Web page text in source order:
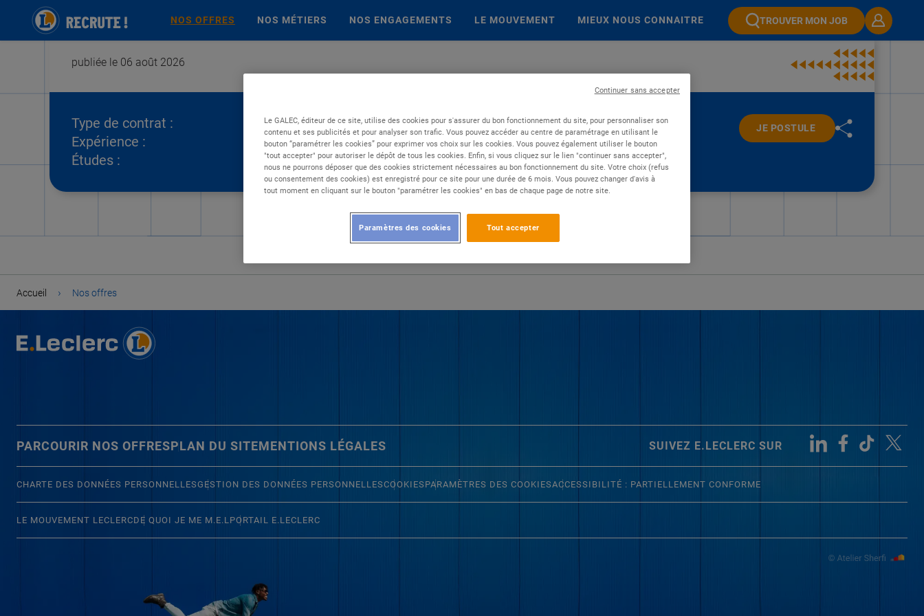
NOS OFFRES NOS MÉTIERS NOS ENGAGEMENTS LE MOUVEMENT MIEUX NOUS CONNAITRE TROUVER MON JOB
publiée le 06 août 2026
Type de contrat :
Expérience :
Études :
JE POSTULE
Accueil › Nos offres
PARCOURIR NOS OFFRESPLAN DU SITEMENTIONS LÉGALES SUIVEZ E.LECLERC SUR
CHARTE DES DONNÉES PERSONNELLESGESTION DES DONNÉES PERSONNELLESCOOKIES PARAMÈTRES DES COOKIESACCESSIBILITÉ : PARTIELLEMENT CONFORME
LE MOUVEMENT LECLERCDE QUOI JE ME M.E.LPORTAIL E.LECLERC
Le GALEC, éditeur de ce site, utilise des cookies pour s'assurer du bon fonctionnement du site, pour personnaliser son
contenu et ses publicités et pour analyser son trafic. Vous pouvez accéder au centre de paramétrage en utilisant le
bouton “paramétrer les cookies” pour exprimer vos choix sur les cookies. Vous pouvez également utiliser le bouton
"tout accepter" pour autoriser le dépôt de tous les cookies. Enfin, si vous cliquez sur le lien "continuer sans accepter",
nous ne pourrons déposer que des cookies strictement nécessaires au bon fonctionnement du site. Votre choix (refus
ou consentement des cookies) est enregistré pour ce site pour une durée de 6 mois. Vous pouvez changer d'avis à
tout moment en cliquant sur le bouton "paramétrer les cookies" en bas de chaque page de notre site.
Tout accepter
Paramètres des cookies
Continuer sans accepter